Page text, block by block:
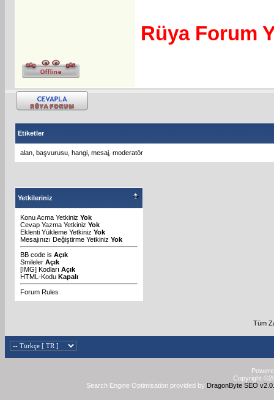
Rüya Forum
Etiketler
alan başvurusu hangi mesaj moderatör
Yetkileriniz
Konu Acma Yetkiniz Yok
Cevap Yazma Yetkiniz Yok
Eklenti Yükleme Yetkiniz Yok
Mesajınızı Değiştirme Yetkiniz Yok
BB code is Açık
Smileler Açık
[IMG] Kodları Açık
HTML-Kodu Kapalı
Forum Rules
Tüm
Copyright
Search Engine Optimisation provided by DragonByte SEO